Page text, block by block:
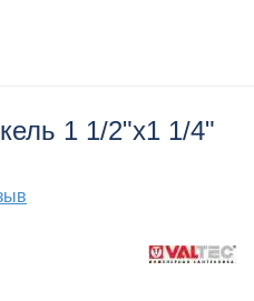
1 1/2"x1 1/4"